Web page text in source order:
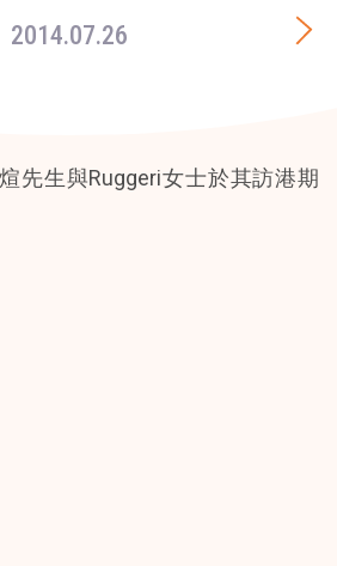
2014.07.26
先生與Ruggeri女士於其訪港期